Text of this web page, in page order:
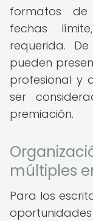
formatos de
fechas
requerida.
pueden
profesional y
ser
premiación.
múltiples
Para los